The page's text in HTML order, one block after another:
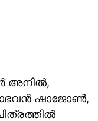
അനിൽ,
ഷാജോൺ,